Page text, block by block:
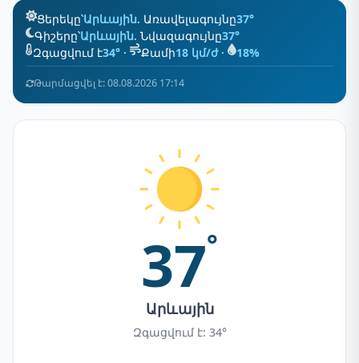
Ցերեկը՝Արևային. Առավելագույնը37°
Գիշերը՝Արևային. Նվազագույնը37°
Զգացվում է34° · Քամի18 կմ/ժ· 18%
Թարմացվել է: 08.08.2026 17:14
37°
Արևային
Զգացվում է: 34°